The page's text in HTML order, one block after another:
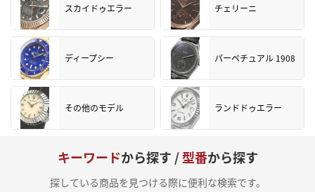
スカイドゥエラー チェリーニ
ディープシー パーペチュアル 1908
その他のモデル ランドドゥエラー
キーワードから探す /型番から探す
探している商品を見つける際に便利な検索です。